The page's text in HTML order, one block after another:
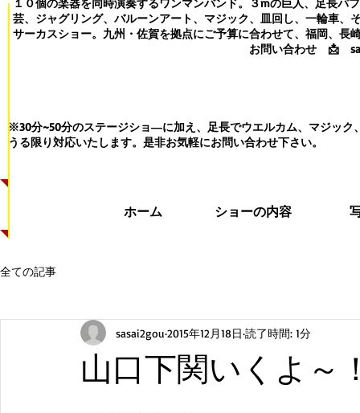
１０個の楽器を同時演奏するワンマンバンド。３mの巨人、足長パ
芸、ジャグリング、バルーンアート、マジック、皿回し、一輪車、
サーカスショー。九州・佐賀を拠点にご予算に合わせて、福岡、長
お問い合わせ 📩
※30分~50分のステージショ―に加え、足長でウエルカム、マジック
うる限り対応いたします。 是非お気軽にお問い合わせ下さい。
ホーム ショーの内容
全ての記事
山口下関いくよ～
sasai2gou 2015年12月18日 読了時間: 1分